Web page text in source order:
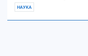
НАУКА